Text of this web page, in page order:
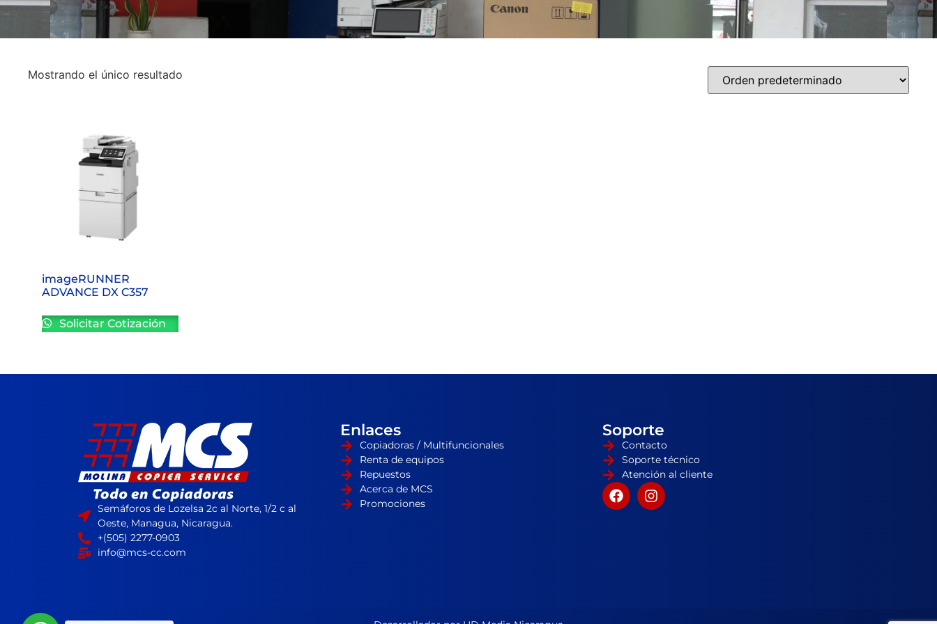
Mostrando el único resultado
imageRUNNER
ADVANCE DX C357
Solicitar Cotización
Semáforos de Lozelsa 2c al Norte, 1/2 c al
Oeste, Managua, Nicaragua.
+(505) 2277-0903
info@mcs-cc.com
Enlaces
Copiadoras / Multifuncionales
Renta de equipos
Repuestos
Acerca de MCS
Promociones
Soporte
Contacto
Soporte técnico
Atención al cliente